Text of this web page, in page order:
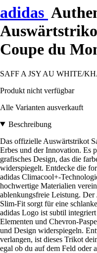
adidas
Coupe du
SAFF A JSY AU WHITE/
Produkt nicht verfügbar
Alle Varianten ausverkauft
Beschreibung
Das offizielle Auswärtstrikot
Erbes und der Innovation. Es
grafisches Design, das die
widerspiegelt. Entdecke die
adidas Climacool+-
hochwertige Materialien
ablenkungsfreie Leistung.
Slim-Fit sorgt für eine
adidas Logo ist subtil
Elementen und Chevron-
und Design widerspiegeln.
verlangen, ist dieses Trikot
egal ob du auf dem Feld oder